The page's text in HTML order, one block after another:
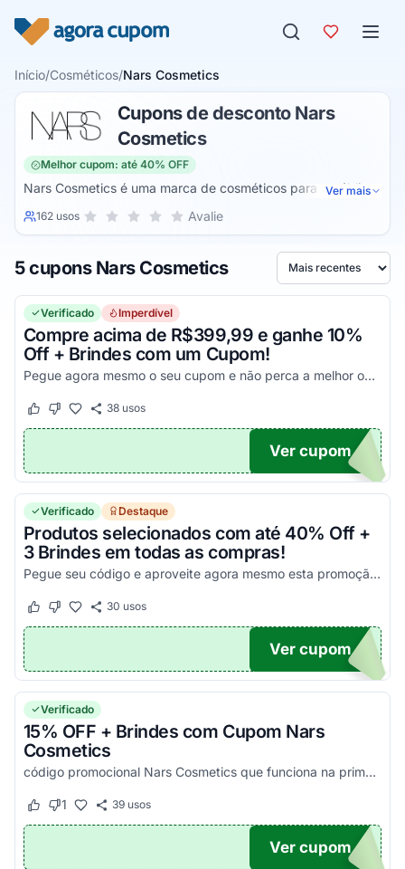
Início/Cosméticos/Nars Cosmetics
Cupons de desconto Nars
Cosmetics
Melhor cupom: até 40% OFF
Nars Cosmetics é uma marca de cosméticos para o público
feminino que produz paletas de blush e de sombras, base,
para maquiagem, entre outros produtos relacionados.
Ver mais
162 usosSua nota para Nars Cosmetics, de 1 a 5 estrelas
5 estrelas
4 estrelas
3 estrelas
2 estrelas
1 estrela Avalie
5 cupons Nars Cosmetics Ordenar por
Verificado Imperdível
Compre acima de R$399,99 e ganhe 10%
Off + Brindes com um Cupom!
Pegue agora mesmo o seu cupom e não perca a melhor oportunidade para economizar nas suas compras online!
Este cupom funcionou
Este cupom não funcionou
38usos
EN
Ver cupom
Verificado Destaque
Produtos selecionados com até 40% Off +
3 Brindes em todas as compras!
Pegue seu código e aproveite agora mesmo esta promoção imperdível!
Este cupom funcionou
Este cupom não funcionou
30 usos
EN
Ver cupom
Verificado
15% OFF + Brindes com Cupom Nars
Cosmetics
código promocional Nars Cosmetics que funciona na primeira compra. Pegue e poupe!
Este cupom funcionou
Este cupom não funcionou
1 39usos
EN
Ver cupom